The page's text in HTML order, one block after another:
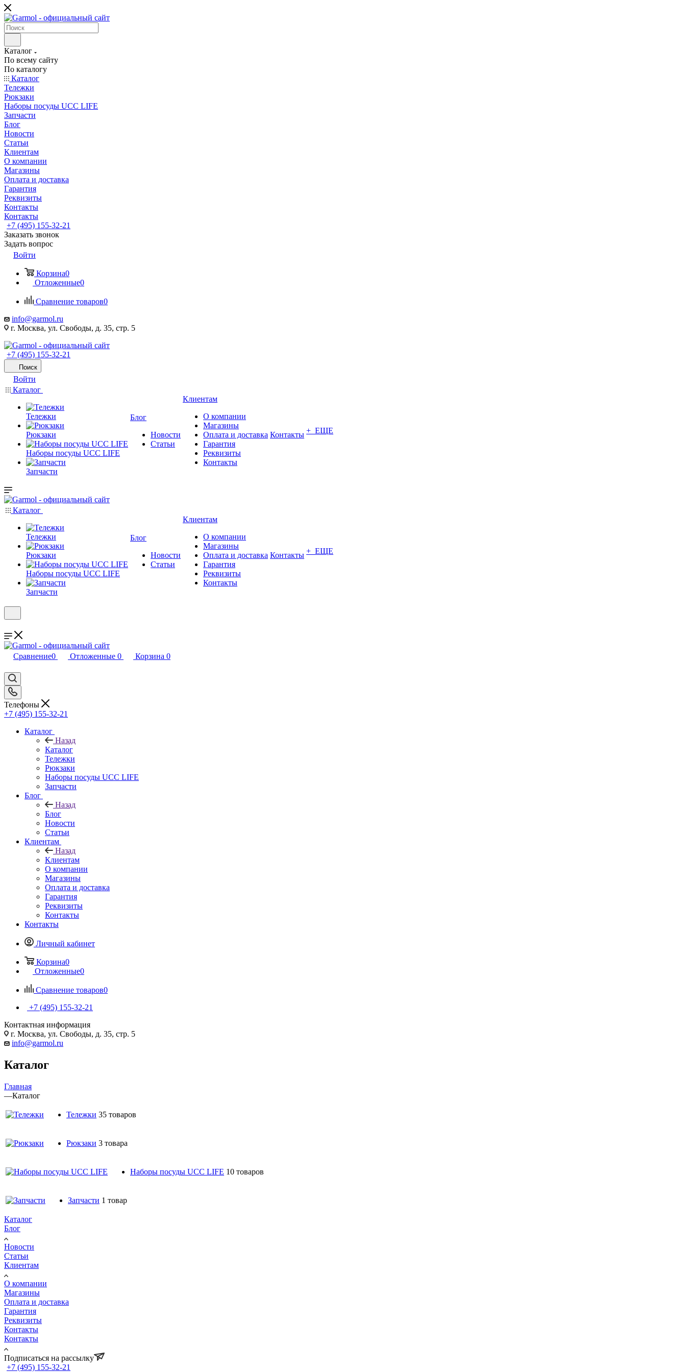
Каталог
По всему сайту
По каталогу
Каталог
Тележки
Рюкзаки
Наборы посуды UCC LIFE
Запчасти
Блог
Новости
Статьи
Клиентам
О компании
Магазины
Оплата и доставка
Гарантия
Реквизиты
Контакты
Контакты
+7 (495) 155-32-21
Заказать звонок
Задать вопрос
Войти
Корзина0
Отложенные0
Сравнение товаров0
info@garmol.ru
г. Москва, ул. Свободы, д. 35, стр. 5
+7 (495) 155-32-21
Поиск
Войти
Каталог
Тележки
Рюкзаки
Наборы посуды UCC LIFE
Запчасти
Блог
Новости
Статьи
Клиентам
О компании
Магазины
Оплата и доставка
Гарантия
Реквизиты
Контакты
Контакты + ЕЩЕ
Каталог
Тележки
Рюкзаки
Наборы посуды UCC LIFE
Запчасти
Блог
Новости
Статьи
Клиентам
О компании
Магазины
Оплата и доставка
Гарантия
Реквизиты
Контакты
Контакты + ЕЩЕ
Сравнение0 Отложенные 0 Корзина 0
Телефоны
+7 (495) 155-32-21
Каталог
Назад
Каталог
Тележки
Рюкзаки
Наборы посуды UCC LIFE
Запчасти
Блог
Назад
Блог
Новости
Статьи
Клиентам
Назад
Клиентам
О компании
Магазины
Оплата и доставка
Гарантия
Реквизиты
Контакты
Контакты
Личный кабинет
Корзина0
Отложенные0
Сравнение товаров0
+7 (495) 155-32-21
Контактная информация
г. Москва, ул. Свободы, д. 35, стр. 5
info@garmol.ru
Каталог
Главная
—Каталог
Тележки 35 товаров
Рюкзаки 3 товара
Наборы посуды UCC LIFE 10 товаров
Запчасти 1 товар
Каталог
Блог
Новости
Статьи
Клиентам
О компании
Магазины
Оплата и доставка
Гарантия
Реквизиты
Контакты
Контакты
Подписаться на рассылку
+7 (495) 155-32-21